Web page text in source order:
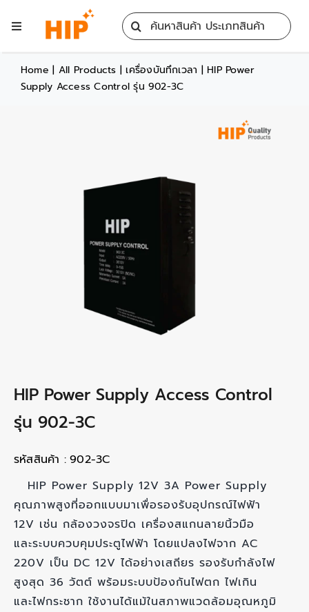
Toggle
Home
Search
for:
Home | All Products |เครื่องบันทึกเวลา |HIP Power
Supply Access Control รุ่น 902-3C
HIP Power Supply Access Control
รุ่น 902-3C
รหัสสินค้า : 902-3C
HIP Power Supply 12V 3A Power Supply
คุณภาพสูงที่ออกแบบมาเพื่อรองรับอุปกรณ์ไฟฟ้า
12V เช่น กล้องวงจรปิด เครื่องสแกนลายนิ้วมือ
และระบบควบคุมประตูไฟฟ้า โดยแปลงไฟจาก AC
220V เป็น DC 12V ได้อย่างเสถียร รองรับกำลังไฟ
สูงสุด 36 วัตต์ พร้อมระบบป้องกันไฟตก ไฟเกิน
และไฟกระชาก ใช้งานได้แม้ในสภาพแวดล้อมอุณหภูมิ